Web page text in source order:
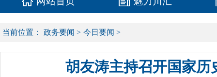
当前位置： 政务要闻 > 今日要闻 >
胡友涛主持召开国家